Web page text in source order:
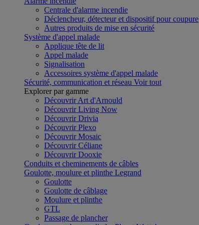
Centrale d'alarme incendie
Déclencheur, détecteur et dispositif pour coupure
Autres produits de mise en sécurité
Système d'appel malade
Applique tête de lit
Appel malade
Signalisation
Accessoires système d'appel malade
Sécurité, communication et réseau Voir tout
Explorer par gamme
Découvrir Art d'Arnould
Découvrir Living Now
Découvrir Drivia
Découvrir Plexo
Découvrir Mosaic
Découvrir Céliane
Découvrir Dooxie
Conduits et cheminements de câbles
Goulotte, moulure et plinthe Legrand
Goulotte
Goulotte de câblage
Moulure et plinthe
GTL
Passage de plancher